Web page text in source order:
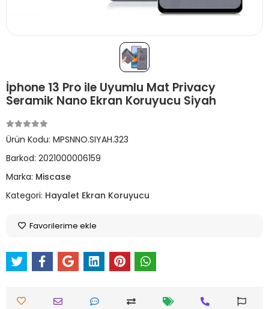
İphone 13 Pro ile Uyumlu Mat Privacy
Seramik Nano Ekran Koruyucu Siyah
Ürün Kodu: MPSNNO.SIYAH.323
Barkod: 2021000006159
Marka: Miscase
Kategori: Hayalet Ekran Koruyucu
Favorilerime ekle